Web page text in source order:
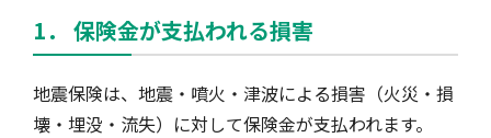
1． 保険金が支払われる損害
地震保険は、地震・噴火・津波による損害（火災・損
壊・埋没・流失）に対して保険金が支払われます。